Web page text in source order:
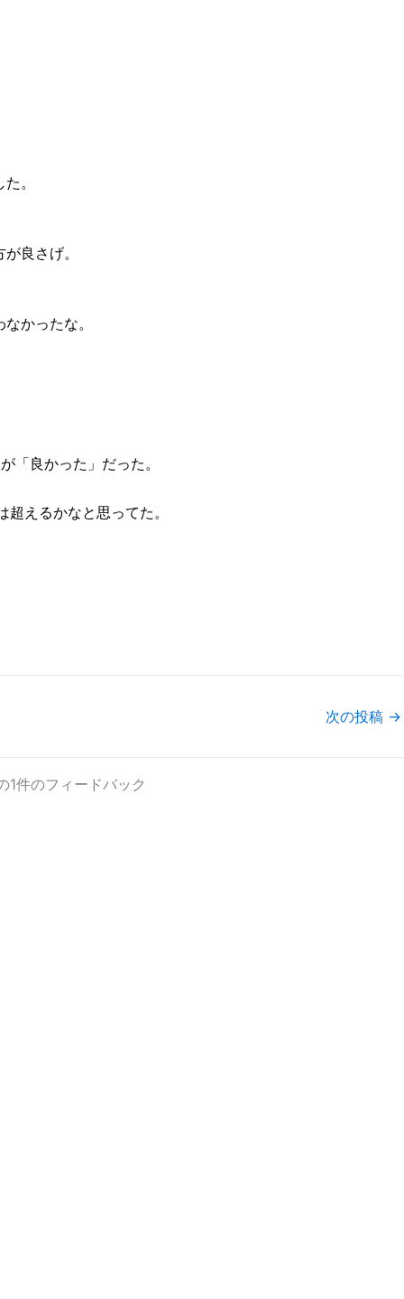
。
良さげ。
かったな。
「良かった」だった。
えるかなと思ってた。
次の投稿 →
1件のフィードバック